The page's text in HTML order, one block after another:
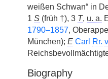
weißen Schwan“ in
1 S (früh †), 3 T, u. a.
1790–1857,
München); E Carl Rr.
Biography